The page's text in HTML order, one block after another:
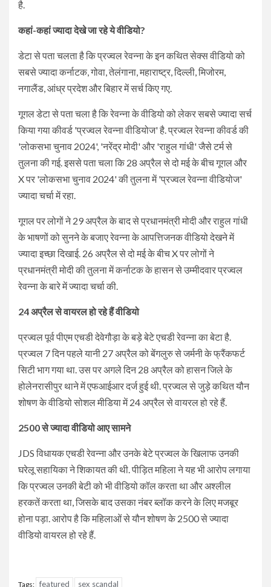
है.
कहां-कहां ज्यादा देखे जा रहे ये वीडियो?
डेटा से पता चलता है कि प्रज्वल रेवन्ना के इन कथित सेक्स वीडियो को
सबसे ज्यादा कर्नाटक, गोवा, तेलंगाना, महाराष्ट्र, दिल्ली, मिजोरम,
नगालैंड, आंध्र प्रदेश और बिहार में सर्च किए गए.
गूगल डेटा से पता चला है कि रेवन्ना के वीडियो को लेकर सबसे ज्यादा सर्च
किया गया कीवर्ड 'प्रज्वल रेवन्ना वीडियोज' है. प्रज्वल रेवन्ना कीवर्ड की
'लोकसभा चुनाव 2024', 'नरेंद्र मोदी' और 'राहुल गांधी' जैसे टर्म से
तुलना की गई. इससे पता चला कि 28 अप्रैल से दो मई के बीच गूगल और
X पर 'लोकसभा चुनाव 2024' की तुलना में 'प्रज्वल रेवन्ना वीडियोज'
ज्यादा चर्चा में रहा.
गूगल पर लोगों ने 29 अप्रैल के बाद से प्रधानमंत्री मोदी और राहुल गांधी
के भाषणों को सुनने के बजाए रेवन्ना के आपत्तिजनक वीडियो देखने में
ज्यादा इच्छा दिखाई. 26 अप्रैल से दो मई के बीच X पर लोगों ने
प्रधानमंत्री मोदी की तुलना में कर्नाटक के हासन से उम्मीदवार प्रज्वल
रेवन्ना के बारे में ज्यादा चर्चा की.
24 अप्रैल से वायरल हो रहे हैं वीडियो
प्रज्वल पूर्व पीएम एचडी देवेगौड़ा के बड़े बेटे एचडी रेवन्ना का बेटा है.
प्रज्वल 7 दिन पहले यानी 27 अप्रैल को बेंगलुरु से जर्मनी के फ्रैंकफर्ट
सिटी भाग गया था. उस पर अगले दिन 28 अप्रैल को हासन जिले के
होलेनरासीपुर थाने में एफआईआर दर्ज हुई थी. प्रज्वल से जुड़े कथित यौन
शोषण के वीडियो सोशल मीडिया में 24 अप्रैल से वायरल हो रहे हैं.
2500 से ज्यादा वीडियो आए सामने
JDS विधायक एचडी रेवन्ना और उनके बेटे प्रज्वल के खिलाफ उनकी
घरेलू सहायिका ने शिकायत की थी. पीड़ित महिला ने यह भी आरोप लगाया
कि प्रज्वल उनकी बेटी को भी वीडियो कॉल करता था और अश्लील
हरकतें करता था, जिसके बाद उसका नंबर ब्लॉक करने के लिए मजबूर
होना पड़ा. आरोप है कि महिलाओं से यौन शोषण के 2500 से ज्यादा
वीडियो वायरल हो रहे हैं.
Tags: featured sex scandal